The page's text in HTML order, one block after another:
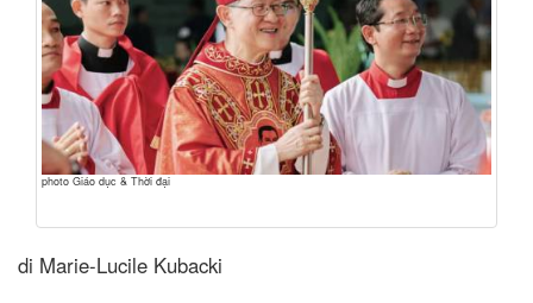
photo Giáo dục & Thời đại
di Marie-Lucile Kubacki